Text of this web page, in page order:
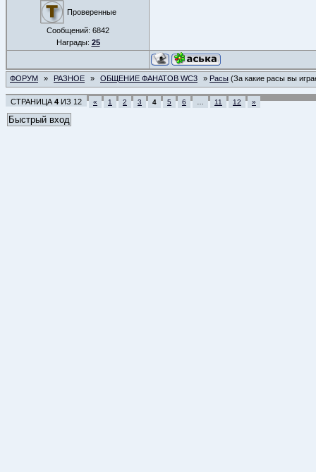
Проверенные
Сообщений: 6842
Награды: 25
ФОРУМ » РАЗНОЕ » ОБЩЕНИЕ ФАНАТОВ WC3 » Расы (За какие расы вы
СТРАНИЦА 4 ИЗ 12 « 1 2 3 4 5 6 11 12 »